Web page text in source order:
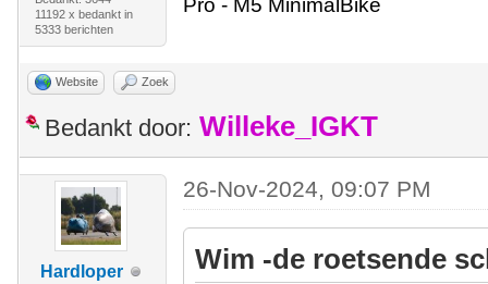
11192 x bedankt in
5333 berichten
Pro - M5 MinimalBike
Website Zoek
Bedankt door: Willeke_IGKT
Hardloper
26-Nov-2024, 09:07 PM
Wim -de roetsende